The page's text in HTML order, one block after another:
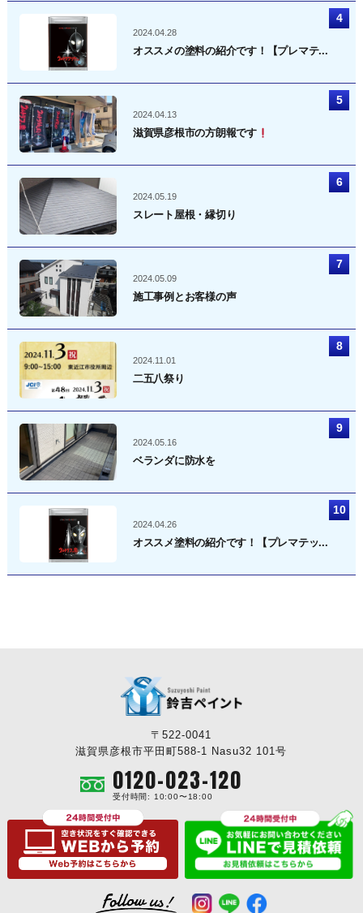
2024.04.28
オススメの塗料の紹介です！【プレマテ...
2024.04.13
滋賀県彦根市の方朗報です
2024.05.19
スレート屋根・縁切り
2024.05.09
施工事例とお客様の声
2024.11.01
二五八祭り
2024.05.16
ベランダに防水を
2024.04.26
オススメ塗料の紹介です！【プレマテッ...
〒522-0041
滋賀県彦根市平田町588-1 Nasu32 101号
0120-023-120
受付時間: 10:00〜18:00